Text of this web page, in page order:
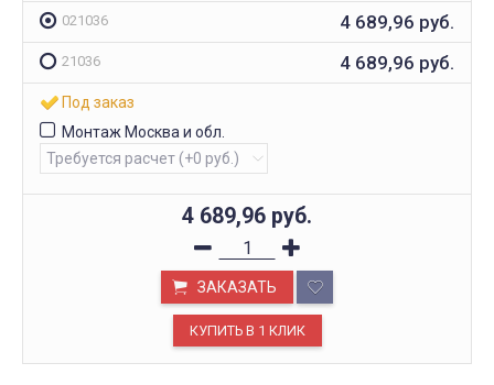
021036 4 689,96 руб.
21036 4 689,96 руб.
Под заказ
Монтаж Москва и обл.
4 689,96 руб.
ЗАКАЗАТЬ